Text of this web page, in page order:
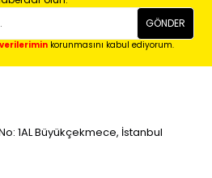
GÖNDER
korunmasını kabul ediyorum.
1AL Büyükçekmece, İstanbul